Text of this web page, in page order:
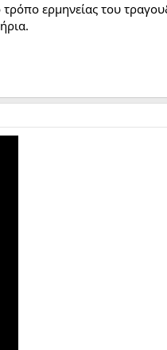
τρόπο ερμηνείας του